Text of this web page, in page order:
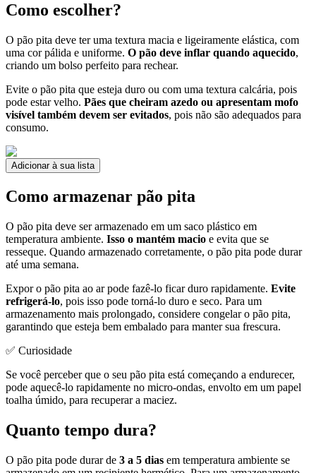
Como escolher?
O pão pita deve ter uma textura macia e ligeiramente elástica, com
uma cor pálida e uniforme. O pão deve inflar quando aquecido,
criando um bolso perfeito para rechear.
Evite o pão pita que esteja duro ou com uma textura calcária, pois
pode estar velho. Pães que cheiram azedo ou apresentam mofo
visível também devem ser evitados, pois não são adequados para
consumo.
Adicionar à sua lista
Como armazenar pão pita
O pão pita deve ser armazenado em um saco plástico em
temperatura ambiente. Isso o mantém macio e evita que se
resseque. Quando armazenado corretamente, o pão pita pode durar
até uma semana.
Expor o pão pita ao ar pode fazê-lo ficar duro rapidamente. Evite
refrigerá-lo, pois isso pode torná-lo duro e seco. Para um
armazenamento mais prolongado, considere congelar o pão pita,
garantindo que esteja bem embalado para manter sua frescura.
✅ Curiosidade
Se você perceber que o seu pão pita está começando a endurecer,
pode aquecê-lo rapidamente no micro-ondas, envolto em um papel
toalha úmido, para recuperar a maciez.
Quanto tempo dura?
O pão pita pode durar de 3 a 5 dias em temperatura ambiente se